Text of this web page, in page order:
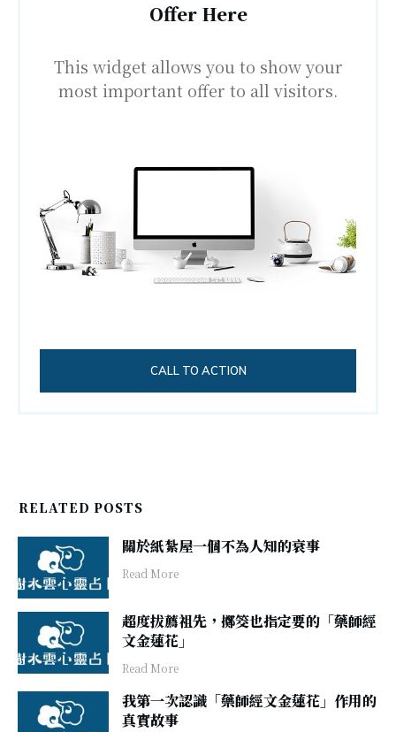
Offer Here
This widget allows you to show your
most important offer to all visitors.
CALL TO ACTION
RELATED POSTS
關於紙紮屋一個不為人知的衰事
​Read More
超度拔薦祖先，擲筊也指定要的「藥師經
文金蓮花」
​Read More
我第一次認識「藥師經文金蓮花」作用的
真實故事